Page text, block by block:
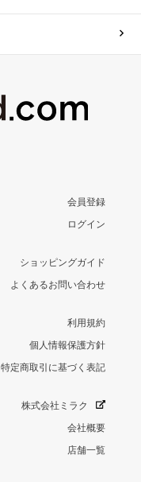
会員登録
ログイン
ショッピングガイド
よくあるお問い合わせ
利用規約
個人情報保護方針
特定商取引に基づく表記
株式会社ミラク
会社概要
店舗一覧